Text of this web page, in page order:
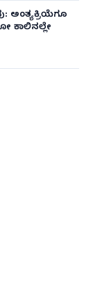
ಅಂತ್ಯಕ್ರಿಯೆಗೂ
ಕಾಲಿನಲ್ಲೇ